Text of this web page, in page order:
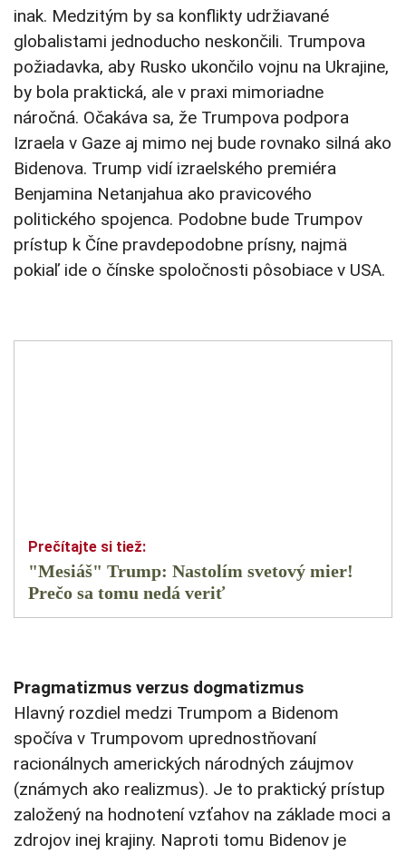
inak. Medzitým by sa konflikty udržiavané
globalistami jednoducho neskončili. Trumpova
požiadavka, aby Rusko ukončilo vojnu na Ukrajine,
by bola praktická, ale v praxi mimoriadne
náročná. Očakáva sa, že Trumpova podpora
Izraela v Gaze aj mimo nej bude rovnako silná ako
Bidenova. Trump vidí izraelského premiéra
Benjamina Netanjahua ako pravicového
politického spojenca. Podobne bude Trumpov
prístup k Číne pravdepodobne prísny, najmä
pokiaľ ide o čínske spoločnosti pôsobiace v USA.
"Mesiáš" Trump: Nastolím svetový mier!
Prečo sa tomu nedá veriť
Pragmatizmus verzus dogmatizmus
Hlavný rozdiel medzi Trumpom a Bidenom
spočíva v Trumpovom uprednostňovaní
racionálnych amerických národných záujmov
(známych ako realizmus). Je to praktický prístup
založený na hodnotení vzťahov na základe moci a
zdrojov inej krajiny. Naproti tomu Bidenov je